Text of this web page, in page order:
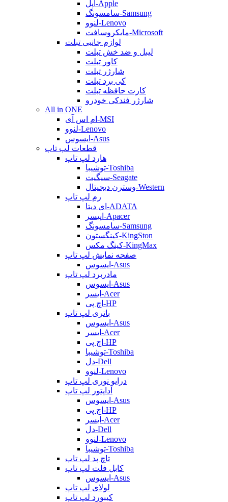
اپل-Apple
سامسونگ-Samsung
لنوو-Lenovo
مایکروسافت-Microsoft
لوازم جانبی تبلت
لیبل و ضد خش تبلت
کاور تبلت
شارژر تبلت
کی برد تبلت
کارت حافظه تبلت
شارژر فندکی خودرو
All in ONE
ام اس آی-MSI
لنوو-Lenovo
ایسوس-Asus
قطعات لپ تاپ
هارد لپ تاپ
توشیبا-Toshiba
سیگیت-Seagate
وسترن دیجیتال-Western
رم لپ تاپ
ای دیتا-ADATA
اپیسر-Apacer
سامسونگ-Samsung
کینگستون-KingSton
کینگ مکس-KingMax
صفحه نمایش لپ تاپ
ایسوس-Asus
مادربرد لپ تاپ
ایسوس-Asus
ایسر-Acer
اچ پی-HP
باتری لپ تاپ
ایسوس-Asus
ایسر-Acer
اچ پی-HP
توشیبا-Toshiba
دل-Dell
لنوو-Lenovo
درایو نوری لپ تاپ
آداپتور لپ تاپ
ایسوس-Asus
اچ پی-HP
ایسر-Acer
دل-Dell
لنوو-Lenovo
توشیبا-Toshiba
تاچ پد لپ تاپ
کابل فلت لپ تاپ
ایسوس-Asus
لولای لپ تاپ
کیبورد لپ تاپ